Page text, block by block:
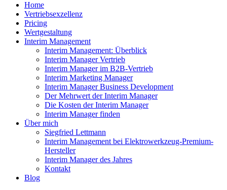
Home
Vertriebsexzellenz
Pricing
Wertgestaltung
Interim Management
Interim Management: Überblick
Interim Manager Vertrieb
Interim Manager im B2B-Vertrieb
Interim Marketing Manager
Interim Manager Business Development
Der Mehrwert der Interim Manager
Die Kosten der Interim Manager
Interim Manager finden
Über mich
Siegfried Lettmann
Interim Management bei Elektrowerkzeug-Premium-
Hersteller
Interim Manager des Jahres
Kontakt
Blog